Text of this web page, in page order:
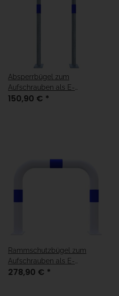
Absperrbügel zum
Aufschrauben als E-
Ladesäulenschutz verzinkt
150,90 € *
Rammschutzbügel zum
Aufschrauben als E-
Ladesäulenschutz in weiß,
278,90 € *